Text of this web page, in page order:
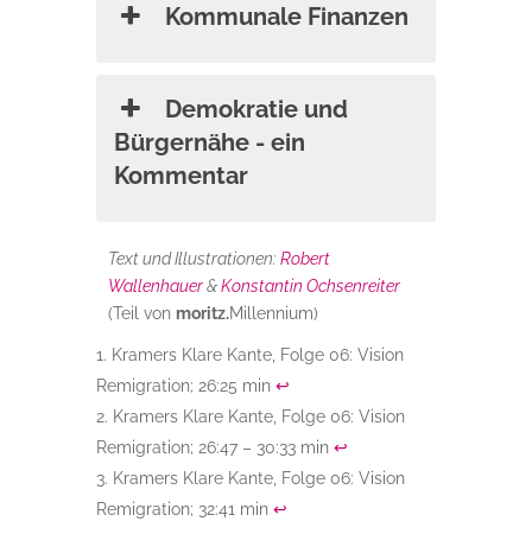
Kommunale Finanzen
Demokratie und
Bürgernähe - ein
Kommentar
Text und Illustrationen:Robert
Wallenhauer&Konstantin Ochsenreiter
(Teil von moritz.Millennium)
Kramers Klare Kante, Folge 06: Vision
Remigration; 26:25 min ↩︎
Kramers Klare Kante, Folge 06: Vision
Remigration; 26:47 – 30:33 min ↩︎
Kramers Klare Kante, Folge 06: Vision
Remigration; 32:41 min ↩︎